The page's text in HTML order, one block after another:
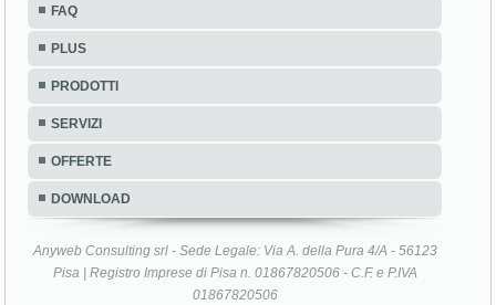
FAQ
PLUS
PRODOTTI
SERVIZI
OFFERTE
DOWNLOAD
Anyweb Consulting srl - Sede Legale: Via A. della Pura 4/A - 56123
Pisa | Registro Imprese di Pisa n. 01867820506 - C.F. e P.IVA
01867820506